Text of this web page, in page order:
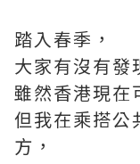
踏入春季，
大家有沒有發
雖然香港現在
但我在乘搭公
方，